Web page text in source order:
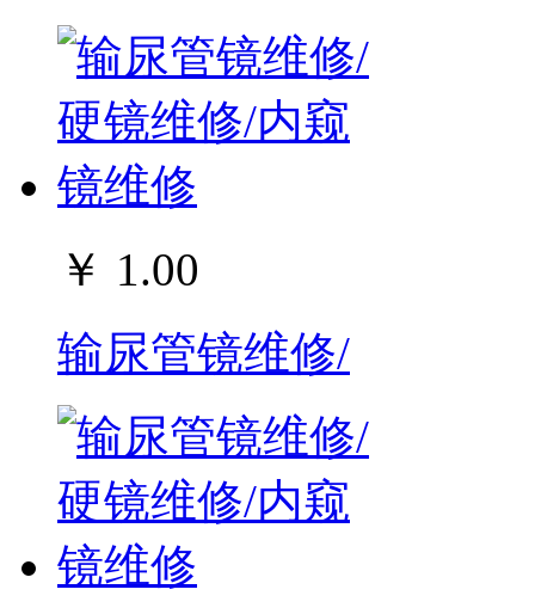
￥ 1.00
输尿管镜维修/